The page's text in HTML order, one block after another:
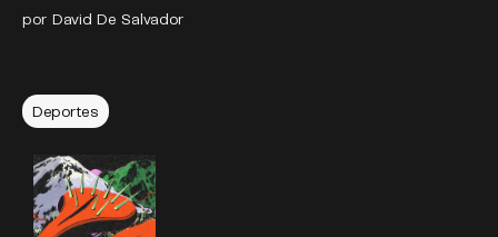
por David De Salvador
Deportes